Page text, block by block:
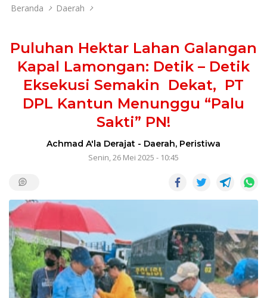
Beranda Daerah
Puluhan Hektar Lahan Galangan
Kapal Lamongan: Detik – Detik
Eksekusi Semakin Dekat, PT
DPL Kantun Menunggu “Palu
Sakti” PN!
Achmad A'la Derajat - Daerah, Peristiwa
Senin, 26 Mei 2025 - 10:45